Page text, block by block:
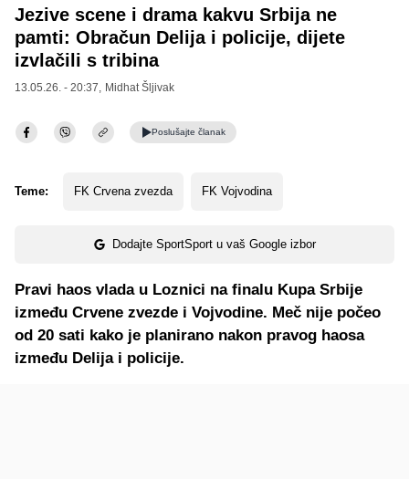
Jezive scene i drama kakvu Srbija ne
pamti: Obračun Delija i policije, dijete
izvlačili s tribina
13.05.26. - 20:37, Midhat Šljivak
Poslušajte članak
Teme: FK Crvena zvezda FK Vojvodina
Dodajte SportSport u vaš Google izbor
Pravi haos vlada u Loznici na finalu Kupa Srbije
između Crvene zvezde i Vojvodine. Meč nije počeo
od 20 sati kako je planirano nakon pravog haosa
između Delija i policije.